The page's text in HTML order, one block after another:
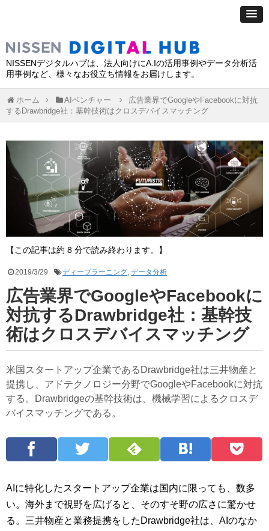
NISSENデジタルハブは、法人向けにA.Iの活用事例やデータ分析活
用事例など、様々なお役立ち情報をお届けします。
ホーム AIベンチャー
広告業界でGoogleやFacebookに対抗
するDrawbridge社：基幹技術はクロスデバイスマッチング
【この記事は約 8 分で読み終わります。】
2019/3/29 ディープラーニング,データ分析
広告業界でGoogleやFacebookに
対抗するDrawbridge社：基幹技
術はクロスデバイスマッチング
米国スタートアップ企業であるDrawbridge社は三井物産と
提携し、アドテクノロジー分野でGoogleやFacebookに対抗
する。Drawbridgeの基幹技術は、機械学習によるクロスデ
バイスマッチングである。
AIに特化したスタートアップ企業は国内に限っても、数多
い。海外まで視野を広げると、そのすそ野の広さに驚かせ
る。三井物産と業務提携をしたDrawbridge社は、AIのなか